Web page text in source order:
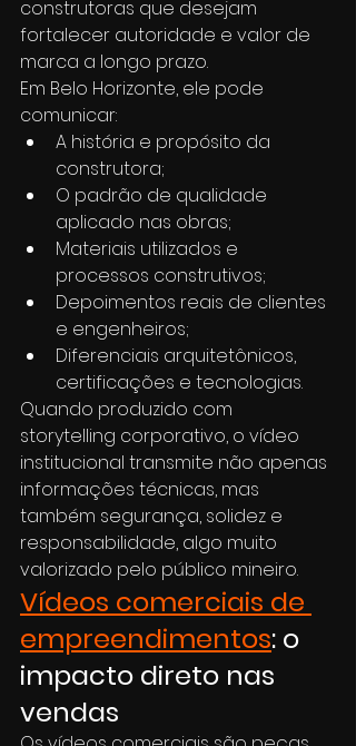
construtoras que desejam
fortalecer autoridade e valor de
marca a longo prazo.
Em Belo Horizonte, ele pode
comunicar:
A história e propósito da
construtora;
O padrão de qualidade
aplicado nas obras;
Materiais utilizados e
processos construtivos;
Depoimentos reais de clientes
e engenheiros;
Diferenciais arquitetônicos,
certificações e tecnologias.
Quando produzido com
storytelling corporativo, o vídeo
institucional transmite não apenas
informações técnicas, mas
também segurança, solidez e
responsabilidade, algo muito
valorizado pelo público mineiro.
Vídeos comerciais de
empreendimentos: o
impacto direto nas
vendas